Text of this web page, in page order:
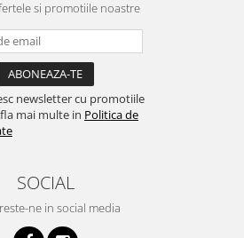
si promotiile noastre
newsletter cu promotiile
mai multe in Politica de
SOCIAL
ne in social media